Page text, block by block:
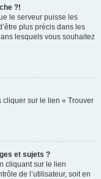
?!
le serveur puisse les
plus précis dans les
lesquels vous souhaitez
cliquer sur le lien « Trouver
et sujets ?
cliquant sur le lien
de l’utilisateur, soit en